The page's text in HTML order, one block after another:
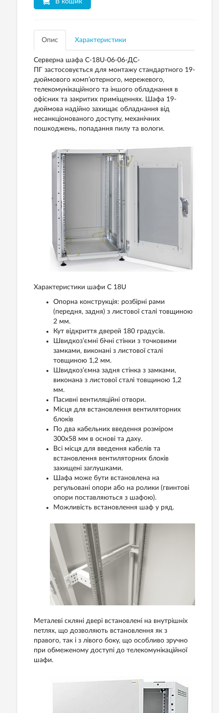
В кошик
Опис Характеристики
Серверна шафа С-18U-06-06-ДС-
ПГ застосовується для монтажу стандартного 19-
дюймового комп’ютерного, мережевого,
телекомунікаційного та іншого обладнання в
офісних та закритих приміщеннях. Шафа 19-
дюймова надійно захищає обладнання від
несанкціонованого доступу, механічних
пошкоджень, попадання пилу та вологи.
Характеристики шафи С 18U
Опорна конструкція: розбірні рами
(передня, задня) з листової сталі товщиною
2 мм.
Кут відкриття дверей 180 градусів.
Швидкоз’ємні бічні стінки з точковими
замками, виконані з листової сталі
товщиною 1,2 мм.
Швидкоз’ємна задня стінка з замками,
виконана з листової сталі товщиною 1,2
мм.
Пасивні вентиляційні отвори.
Місця для встановлення вентиляторних
блоків
По два кабельних введення розміром
300х58 мм в основі та даху.
Всі місця для введення кабелів та
встановлення вентиляторних блоків
захищені заглушками.
Шафа може бути встановлена на
регульовані опори або на ролики (гвинтові
опори поставляються з шафою).
Можливість встановлення шаф у ряд.
Металеві скляні двері встановлені ​​на внутрішніх
петлях, що дозволяють встановлення як з
правого, так і з лівого боку, що особливо зручно
при обмеженому доступі до телекомунікаційної
шафи.